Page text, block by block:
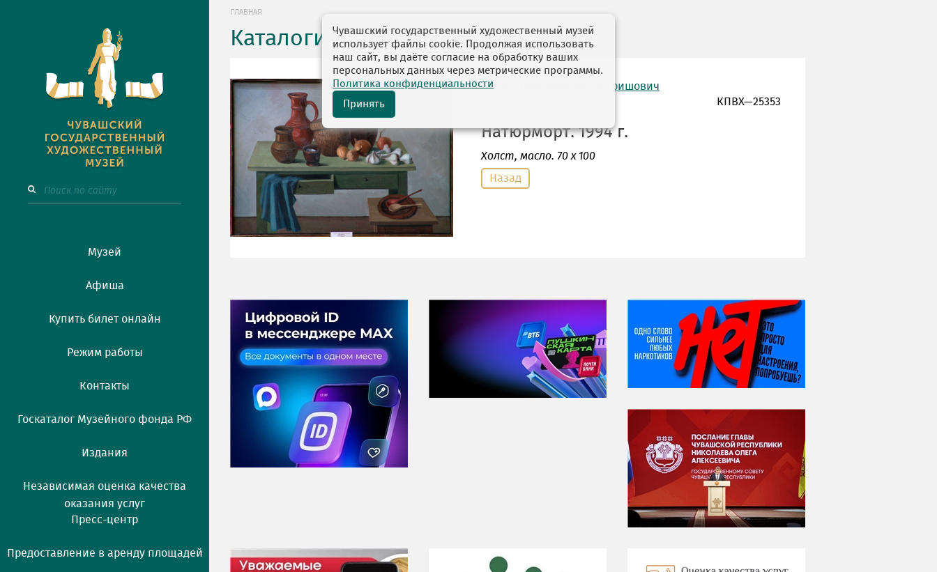
Музей
Афиша
Купить билет онлайн
Режим работы
Контакты
Госкаталог Музейного фонда РФ
Издания
Независимая оценка качества
оказания услуг
Пресс-центр
Предоставление в аренду площадей
ГЛАВНАЯ
Каталоги выставок
автор: Григорян Миша Гришович
КПВХ—25353
Натюрморт. 1994 г.
Холст, масло. 70 х 100
Назад
НИ ДНЯ БЕЗ ДАТЫ...
06 августа
Яков Яковлевич
Вебер
Чувашский государственный художественный музей
использует файлы cookie. Продолжая использовать
наш сайт, вы даёте согласие на обработку ваших
персональных данных через метрические программы.
Политика конфиденциальности
Принять